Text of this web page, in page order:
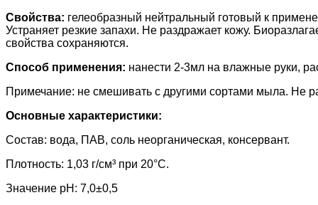
Свойства: гелеобразный нейтральный готовый к
Устраняет резкие запахи. Не раздражает кожу.
свойства сохраняются.
Способ применения: нанести 2-3мл на влажные руки,
Примечание: не смешивать с другими сортами мыла. Не
Основные характеристики:
Состав: вода, ПАВ, соль неорганическая, консервант.
Плотность: 1,03 г/см³ при 20°С.
Значение pH: 7,0±0,5